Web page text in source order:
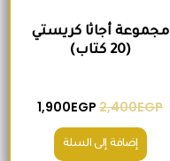
مجموعة أجاثا كريستي
(20 كتاب)
2,400EGP
1,900EGP
إضافة إلى السلة